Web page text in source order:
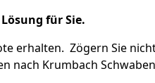
für Sie.
erhalten. Zögern Sie
nach Krumbach